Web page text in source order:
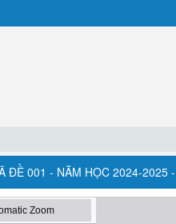
ĐỀ 001 - NĂM HỌC 2024-2025